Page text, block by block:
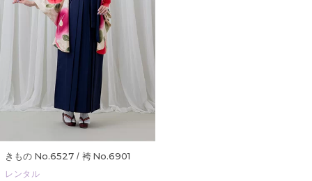
きもの No.6527/ 袴 No.6901
レンタル